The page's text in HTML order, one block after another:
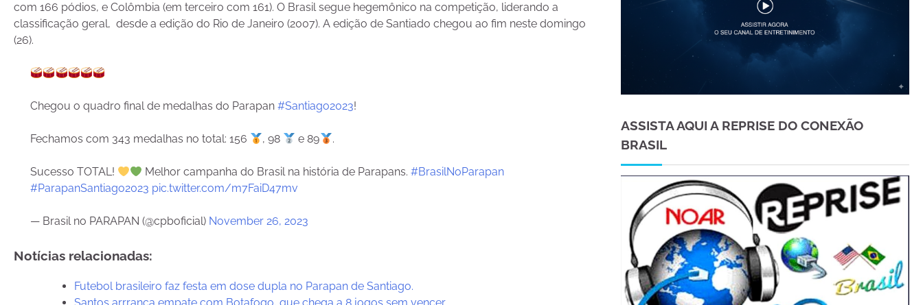
com 166 pódios, e Colômbia (em terceiro com 161). O Brasil segue hegemônico na competição, liderando a
classificação geral, desde a edição do Rio de Janeiro (2007). A edição de Santiado chegou ao fim neste domingo
(26).
Chegou o quadro final de medalhas do Parapan #Santiago2023!
Fechamos com 343 medalhas no total: 156 , 98 e 89 .
Sucesso TOTAL! Melhor campanha do Brasil na história de Parapans.#BrasilNoParapan
#ParapanSantiago2023 pic.twitter.com/m7FaiD47mv
— Brasil no PARAPAN (@cpboficial) November 26, 2023
Notícias relacionadas:
Futebol brasileiro faz festa em dose dupla no Parapan de Santiago.
ASSISTA AQUI A REPRISE DO CONEXÃO
BRASIL